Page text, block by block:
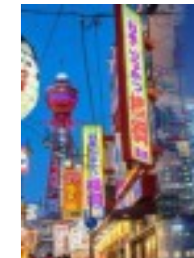
배송비 주문 총액이 5,000엔 이상이면 무
올리브영에서 한국 화장품 확인하기
MUSINSA(무신사) 특징 MUSINSA(무신사)는 한국 최대 규모의 패션
온라인 쇼핑몰이지만, 화장품도 다수 취급
화장품도 옷과 어울리는 트렌드 중심 라인
엄선된 브랜드만을 취급하며, 옷과 화장품
특징입니다.
배송비 주문 총액이 12,000엔 이상이면
MUSINSA(무신사) 뷰티에서 한국 화장
Qoo10(큐텐) 특징 다양한 한국 제품을 저렴하게 구입할 수 있는 쇼핑몰로
유명한 Qoo10(큐텐)에서 한국 화장품을
다양한 제품 구성과 최대 20% 할인되는
직접 입점해 현지 가격에 구매할 수 있다
배송비 출점 점포마다 다르지만, 무료 배
Qoo10(큐텐)에서 한국 화장품 확인하기
SAZO(사조) 특징 최근 일본 온라인 쇼핑몰보다 저렴해서 화제가 된
한국 구매 대행 사이트 SAZO(사조)라면,
한국 화장품을 구매할 수 있습니다.
게다가 한국에서 직배송되기 때문에 중간
: 10~18만엔, 6~12만엔, 800~1,500엔, 일
오사카: 7~12만엔, 4~8만엔, 600~1,200
후쿠오카: 5~9만엔, 3~6만엔,,500~1,000
교토8~15: 만엔 ,5~9만엔, 700~1,300엔, 관
시부야, 신주쿠 등 중심가는 매우 비싸지
눈을 돌리면 비용을 절감할 수 있습니다.
오사카: 저렴한 길거리 음식이 많아 식비 부
다양합니다.
후쿠오카: 가성비 끝판왕. 낮은 월세와 저
만족도가 매우 높습니다.
교토: 관광지 특수성 때문에 숙소비가 비
마트를 적극 활용해야 합니다.
2. 교통 환경: 이동의 편리함 도시교통비
도쿄: 1.5~2만엔, 세계 최고 수준의 철도망,
오사카: 1~1.5만엔, 지하철·전철망 완벽,
후쿠오카: 5~8천엔, 컴팩트 시티, 도보와
교토: 6~9천엔, 버스 중심, 관광 시즌 교통 체증 심함
대중교통만으로 어디든 갈 수 있지만 출퇴
합니다. 후쿠오카: 공항과 시내가 가깝고 규모가 작아 자전거 한 대만 있으면